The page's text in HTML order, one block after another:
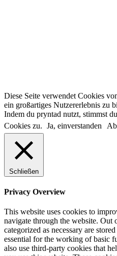
Diese Seite verwendet Cookies
ein großartiges Nutzererlebnis zu
Indem du pryntad nutzt, stimmst
Cookies zu. Ja, einverstanden
Schließen
Privacy Overview
This website uses cookies to
navigate through the website. Out
categorized as necessary are
essential for the working of basic
also use third-party cookies that